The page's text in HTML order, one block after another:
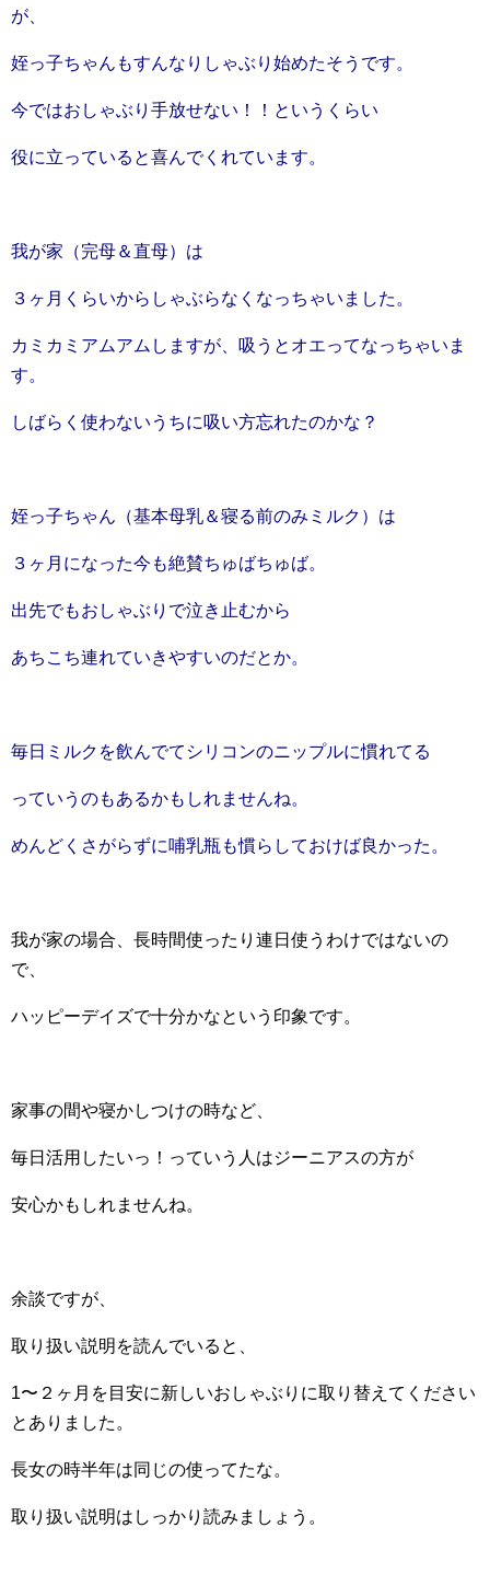
が、
姪っ子ちゃんもすんなりしゃぶり始めたそうです。
今ではおしゃぶり手放せない！！というくらい
役に立っていると喜んでくれています。
我が家（完母＆直母）は
３ヶ月くらいからしゃぶらなくなっちゃいました。
カミカミアムアムしますが、吸うとオエってなっちゃいま
す。
しばらく使わないうちに吸い方忘れたのかな？
姪っ子ちゃん（基本母乳＆寝る前のみミルク）は
３ヶ月になった今も絶賛ちゅばちゅば。
出先でもおしゃぶりで泣き止むから
あちこち連れていきやすいのだとか。
毎日ミルクを飲んでてシリコンのニップルに慣れてる
っていうのもあるかもしれませんね。
めんどくさがらずに哺乳瓶も慣らしておけば良かった。
我が家の場合、長時間使ったり連日使うわけではないの
で、
ハッピーデイズで十分かなという印象です。
家事の間や寝かしつけの時など、
毎日活用したいっ！っていう人はジーニアスの方が
安心かもしれませんね。
余談ですが、
取り扱い説明を読んでいると、
1〜２ヶ月を目安に新しいおしゃぶりに取り替えてください
とありました。
長女の時半年は同じの使ってたな。
取り扱い説明はしっかり読みましょう。